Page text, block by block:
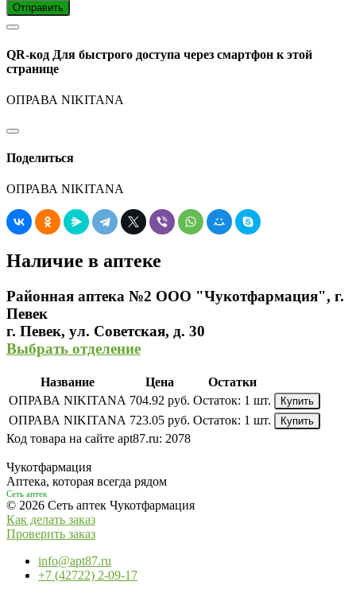
Отправить
QR-код Для быстрого доступа через смартфон к этой
странице
ОПРАВА NIKITANA
Поделиться
ОПРАВА NIKITANA
Наличие в аптеке
Районная аптека №2 ООО "Чукотфармация", г.
Певек
г. Певек, ул. Советская, д. 30
Выбрать отделение
Название Цена
Остатки
ОПРАВА NIKITANA 704.92 руб. Остаток: 1 шт. Купить
ОПРАВА NIKITANA 723.05 руб. Остаток: 1 шт. Купить
Код товара на сайте apt87.ru: 2078
Чукотфармация
Аптека, которая всегда рядом
Сеть аптек
© 2026 Сеть аптек Чукотфармация
Как делать заказ
Проверить заказ
info@apt87.ru
+7 (42722) 2-09-17